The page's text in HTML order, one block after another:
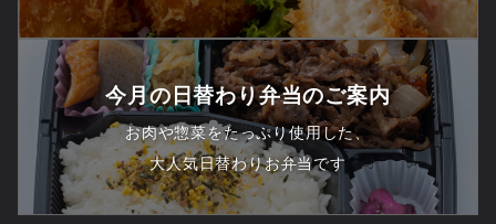
今月の日替わり弁当のご案内
お肉や惣菜をたっぷり使用した、
大人気日替わりお弁当です